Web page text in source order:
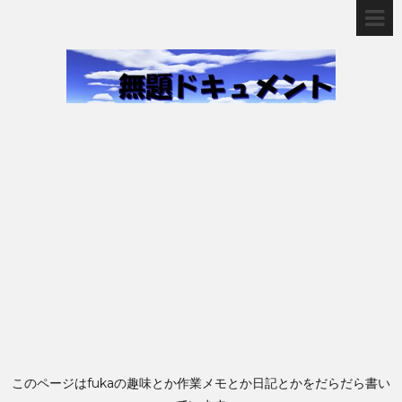
このページはfukaの趣味とか作業メモとか日記とかをだらだら書い